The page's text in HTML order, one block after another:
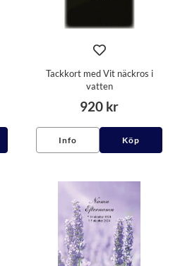
Tackkort med Vit näckros i
vatten
920 kr
Info Köp